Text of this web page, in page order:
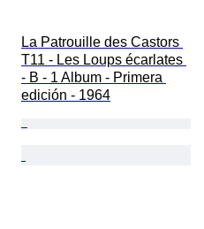
La Patrouille des Castors
T11 - Les Loups écarlates
- B - 1 Album - Primera
edición - 1964